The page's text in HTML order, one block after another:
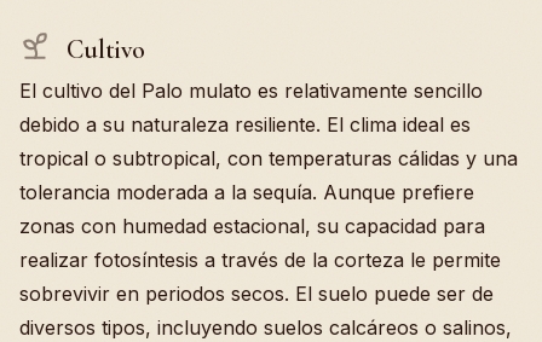
Cultivo
El cultivo del Palo mulato es relativamente sencillo
debido a su naturaleza resiliente. El clima ideal es
tropical o subtropical, con temperaturas cálidas y una
tolerancia moderada a la sequía. Aunque prefiere
zonas con humedad estacional, su capacidad para
realizar fotosíntesis a través de la corteza le permite
sobrevivir en periodos secos. El suelo puede ser de
diversos tipos, incluyendo suelos calcáreos o salinos,